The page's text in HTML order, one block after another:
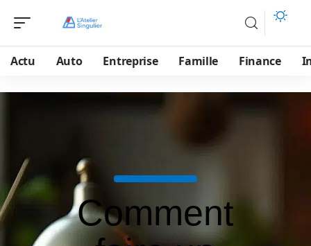
Actu Auto Entreprise Famille Finance
Comment